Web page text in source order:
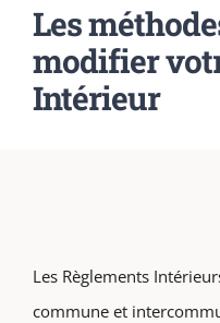
Les
modifier
Intérieur
Les Règlements
commune et